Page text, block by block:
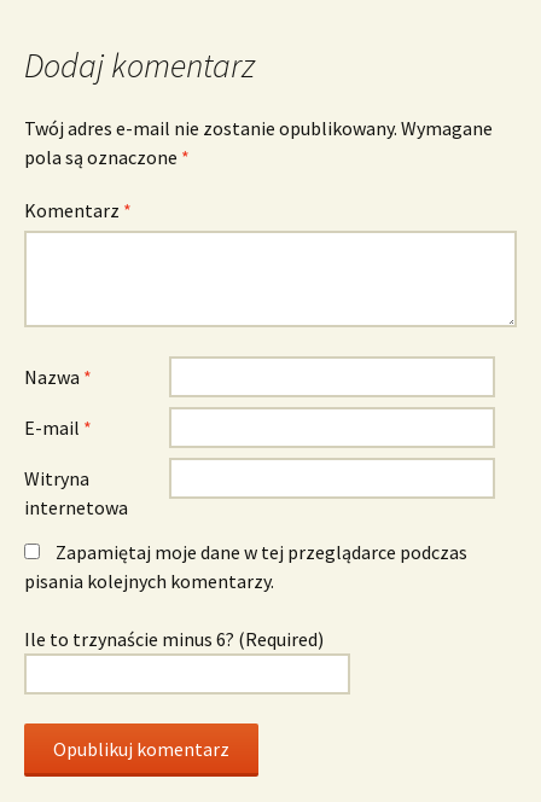
Dodaj komentarz
Twój adres e-mail nie zostanie opublikowany. Wymagane
pola są oznaczone *
Komentarz *
Nazwa *
E-mail *
Witryna
internetowa
Zapamiętaj moje dane w tej przeglądarce podczas
pisania kolejnych komentarzy.
Ile to trzynaście minus 6? (Required)